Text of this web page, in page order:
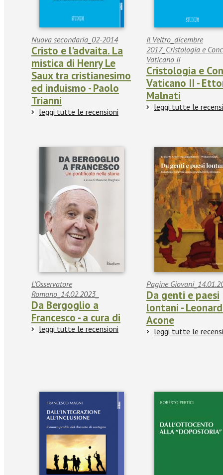
Nuova secondaria_02-2014
Cristo e l'advaita. La
mistica di Henry Le
Saux tra cristianesimo
ed induismo - Paolo
Trianni
leggi tutte le recensioni
Il Veltro_dicembre
2017_Cristologia e
Vaticano II
Cristologia e
Vaticano II -
Malnati
leggi tutte le
L'Osservatore
Romano_14.02.2023_
Da Bergoglio a
Francesco - a cura di
leggi tutte le recensioni
Pagine
Da genti e paesi
lontani -
Acone
leggi tutte le